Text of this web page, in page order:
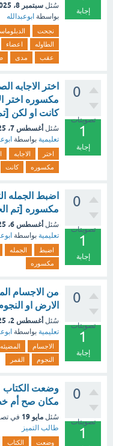
إجابة
سُئل سبتمبر 8، 2025
بواسطة ابوعبدالله
نجحت
الطاوله
اعضاء
عقب
مدى
0
تصويتات
1
إجابة
اختر الاجابه
مكسوره اختر
كانت او لكن
سُئل أغسطس 7، 2025
تعليمية بواسطة
اختر الاجابه
مكسوره
كانت
0
تصويتات
1
إجابة
اضبط الجمله
مكسوره [تم
سُئل أغسطس 6، 2025
تعليمية بواسطة
اضبط الجمله
مكسوره
0
تصويتات
1
إجابة
من الاجسام
الارض او
سُئل أغسطس 2، 2025
تعليمية بواسطة
الاجسام المضيئه
النجوم
القمر
0
تصويتات
1
وضعت
مكان صح أم
سُئل مايو 19 في
طالب التميز
وضعت الكتاب